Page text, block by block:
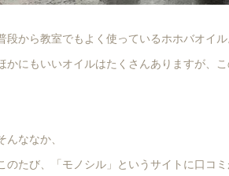
段から教室でもよく使っているホホバオイル
かにもいいオイルはたくさんありますが、
んななか、
のたび、「モノシル」というサイトに口コミ